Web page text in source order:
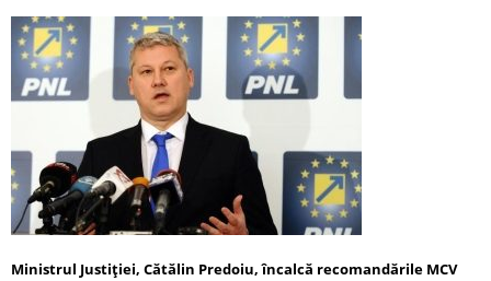
Ministrul Justiției, Cătălin Predoiu, încalcă recomandările MCV